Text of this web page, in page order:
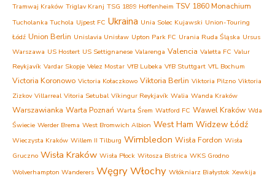
Tramwaj Kraków Triglav Kranj TSG 1899 Hoffenheim TSV 1860 Monachium
Tucholanka Tuchola Ujpest FC Ukraina Unia Solec Kujawski Union-Touring
Łódź Union Berlin Unislavia Unisław Upton Park FC Urania Ruda Śląska Ursus
Warszawa US Hostert US Settignanese Valarenga Valencia Valetta FC Valur
Reykjavík Vardar Skopje Velez Mostar VfB Lubeka VfB Stuttgart VfL Bochum
Victoria Koronowo Victoria Kołaczkowo Viktoria Berlin Viktoria Pilzno Viktoria
Zizkov Villarreal Vitoria Setubal Víkingur Reykjavík Walia Wanda Kraków
Warszawianka Warta Poznań Warta Śrem Watford FC Wawel Kraków Wda
Świecie Werder Brema West Bromwich Albion West Ham Widzew Łódź
Wieczysta Kraków Willem II Tilburg Wimbledon Wisła Fordon Wisła
Gruczno Wisła Kraków Wisła Płock Witosza Bistrica WKS Grodno
Wolverhampton Wanderers WęgryWłochy Włókniarz Białystok Xewkija